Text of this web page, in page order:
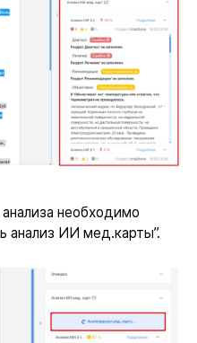
необходимо
анализ ИИ мед.карты”.